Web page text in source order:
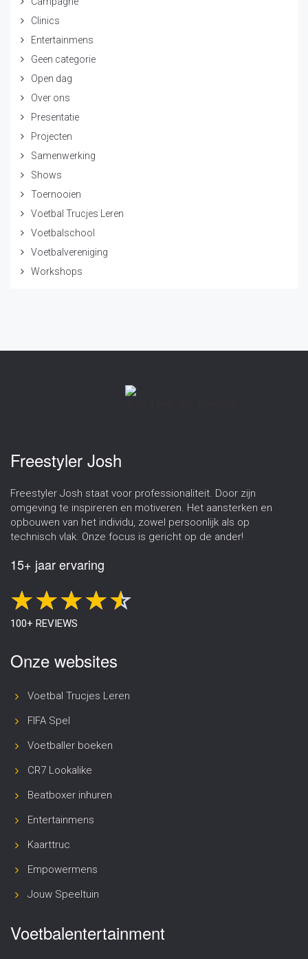
Clinics
Entertainmens
Geen categorie
Open dag
Over ons
Presentatie
Projecten
Samenwerking
Shows
Toernooien
Voetbal Trucjes Leren
Voetbalschool
Voetbalvereniging
Workshops
Freestyler Josh
Freestyler Josh staat voor professionaliteit. Door zijn
omgeving te inspireren en motiveren. Het aansterken en
opbouwen van het individu, zowel persoonlijk als op
technisch vlak. Onze focus is gericht op de ander!
15+ jaar ervaring
100+ REVIEWS
Onze websites
Voetbal Trucjes Leren
FIFA Spel
Voetballer boeken
CR7 Lookalike
Beatboxer inhuren
Entertainmens
Kaarttruc
Empowermens
Jouw Speeltuin
Voetbalentertainment